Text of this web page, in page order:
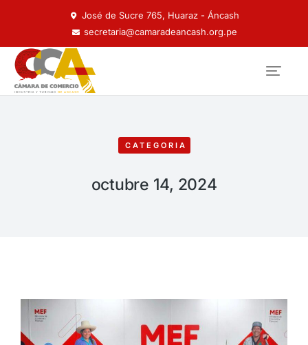
José de Sucre 765, Huaraz - Áncash
secretaria@camaradeancash.org.pe
CATEGORIA
octubre 14, 2024